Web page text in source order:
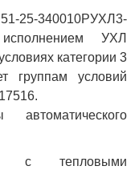
25-340010РУХЛ3-
УХЛ
категории 3
группам условий
с тепловыми